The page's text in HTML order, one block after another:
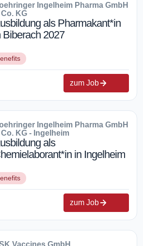
Ingelheim Pharma GmbH
KG
als Pharmakant*in
Biberach 2027
zum Job
Ingelheim Pharma GmbH
KG - Ingelheim
als
in Ingelheim
zum Job
Vaccines GmbH